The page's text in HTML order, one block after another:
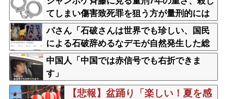
の情報も
てしまい傷害致死罪を狙う方が量刑的には
軽いと話題
パさん「石破さんは世界でも珍しい、国民
による石破辞めるなデモが自然発生した総
理大臣です」
中国人「中国では赤信号でも右折できま
す」
【悲報】盆踊り「楽しい！夏を感